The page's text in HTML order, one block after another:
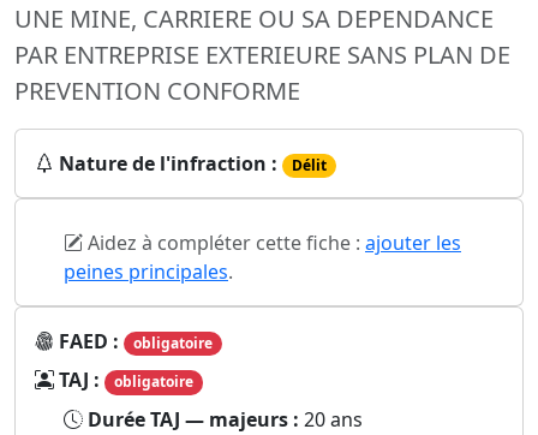
UNE MINE, CARRIERE OU SA DEPENDANCE
PAR ENTREPRISE EXTERIEURE SANS PLAN DE
PREVENTION CONFORME
Nature de l'infraction : Délit
Aidez à compléter cette fiche : ajouter les
peines principales.
FAED : obligatoire
TAJ : obligatoire
Durée TAJ — majeurs : 20 ans